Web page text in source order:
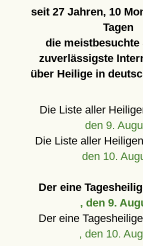
seit 27 Jahren, 10
Tagen
die meistbesuchte
zuverlässigste
über Heilige in
Die Liste aller
den 9.
Die Liste aller
den 10.
Der eine
, den 9.
Der eine
, den 10.